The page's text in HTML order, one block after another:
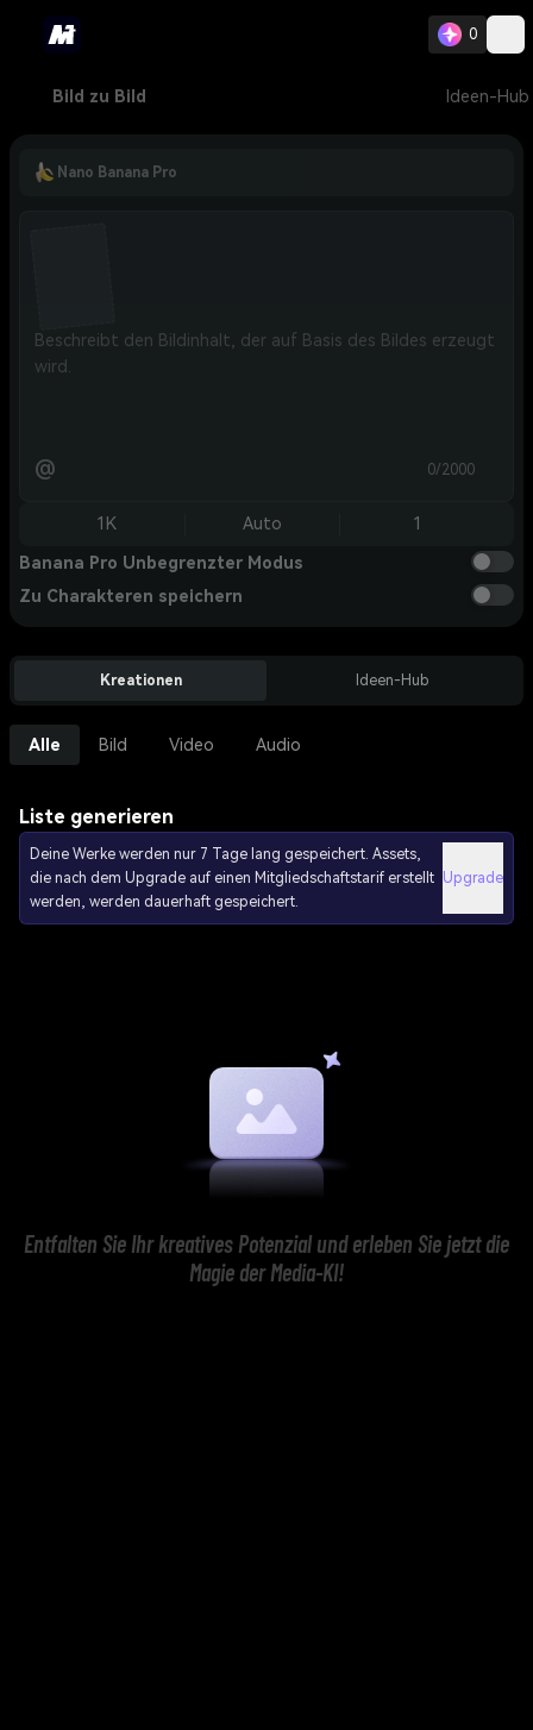
0
Bild zu Bild Ideen-Hub
Nano Banana Pro
@ 0/2000
1K Auto 1
Banana Pro Unbegrenzter Modus
Zu Charakteren speichern
Kreationen Ideen-Hub
Alle Bild Video Audio
Liste generieren
Deine Werke werden nur 7 Tage lang gespeichert. Assets,
die nach dem Upgrade auf einen Mitgliedschaftstarif erstellt
werden, werden dauerhaft gespeichert.
Upgrade
Entfalten Sie Ihr kreatives Potenzial und erleben Sie jetzt die
Magie der Media-KI!